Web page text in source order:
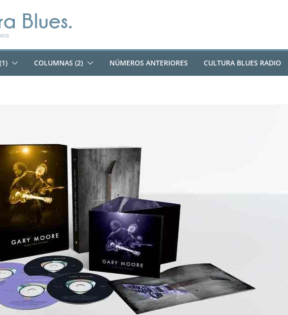
COLUMNAS (2) NÚMEROS ANTERIORES CULTURA BLUES RADIO